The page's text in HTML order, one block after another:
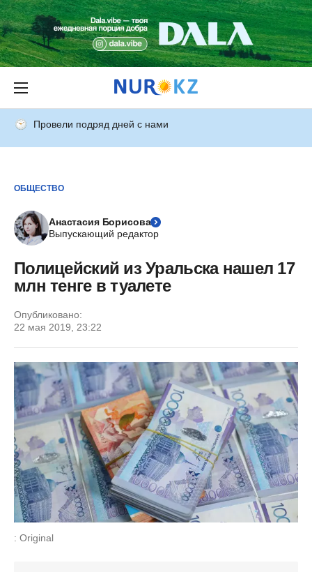
Провели подряд дней с нами
ОБЩЕСТВО
Анастасия Борисова
Выпускающий редактор
Полицейский из Уральска нашел 17
млн тенге в туалете
Опубликовано:
22 мая 2019, 23:22
: Original